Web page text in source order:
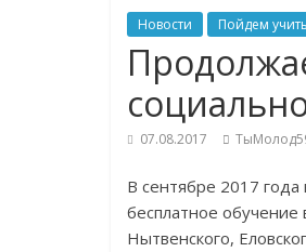
Новости Пойдем
07.08.2017
В сентябре 2017
бесплатное
Нытвенского,